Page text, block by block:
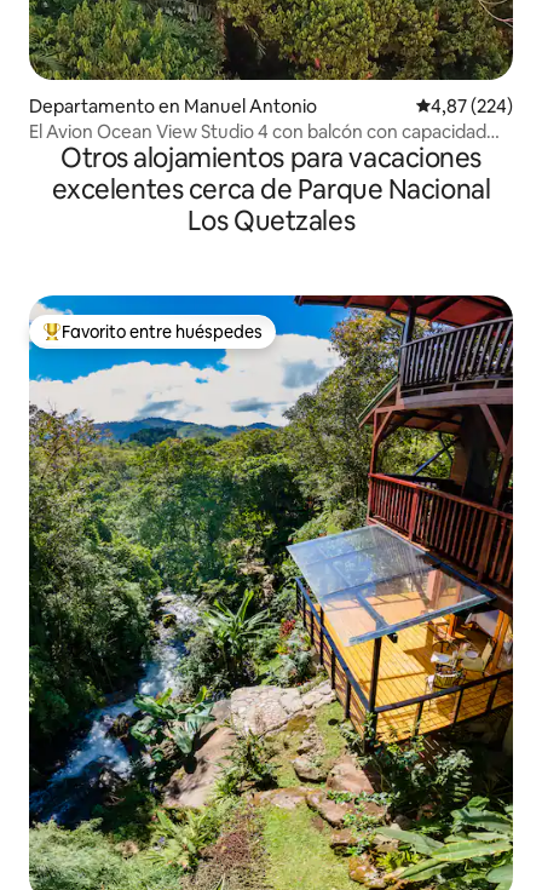
Departamento en Manuel Antonio Calificación
4,87 (224)
El Avion Ocean View Studio 4 con balcón con capacidad
para 4 personas
Otros alojamientos para vacaciones
excelentes cerca de Parque Nacional
Los Quetzales
Favorito entre los huéspedes más destacados
Favorito entre huéspedes